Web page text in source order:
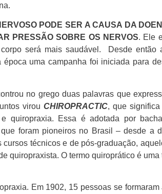
PODE SER A CAUSA DA
PRESSÃO SOBRE OS NERVOS. Ele
será mais saudável. Desde então
uma campanha foi iniciada para
no grego duas palavras que
virouCHIROPRACTIC, que significa
quiropraxia. Essa é adotada por
foram pioneiros no Brasil – desde a
técnicos e de pós-graduação,
quiropraxista. O termo quiroprático é
Em 1902, 15 pessoas se